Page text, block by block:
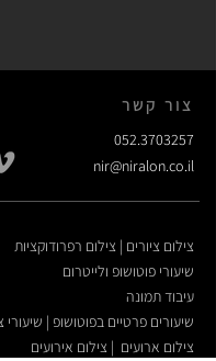
צור קשר
052.3703257
nir@niralon.co.il
צילום ציורים | צילום רפרודוקציות
שיעורי פוטושופ ולייטרום
עיבוד תמונה
שיעורים פרטיים בפוטושופ | שיעורי
צילום ארועים | צילום אירועים